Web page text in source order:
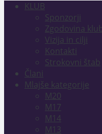
KLUB
Sponzorji
Zgodovina
Vizija in cilji
Kontakti
Strokovni štab
Člani
Mlajše kategorije
M20
M17
M14
M13